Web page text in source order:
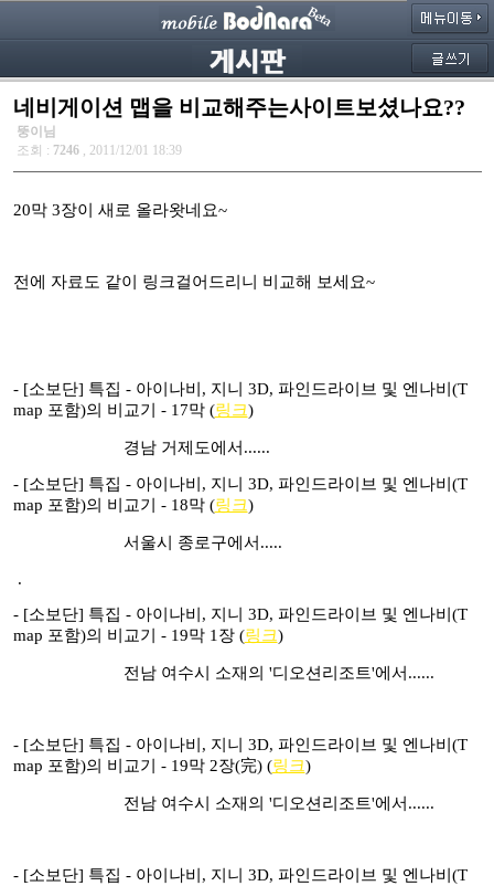
네비게이션 맵을 비교해주는사이트보셨나요??
뚱이님
조회 : 7246 , 2011/12/01 18:39
20막 3장이 새로 올라왓네요~
전에 자료도 같이 링크걸어드리니 비교해 보세요~
- [소보단] 특집 - 아이나비, 지니 3D, 파인드라이브 및 엔나비(T
map 포함)의 비교기 - 17막 (링크)
경남 거제도에서......
- [소보단] 특집 - 아이나비, 지니 3D, 파인드라이브 및 엔나비(T
map 포함)의 비교기 - 18막 (링크)
서울시 종로구에서.....
.
- [소보단] 특집 - 아이나비, 지니 3D, 파인드라이브 및 엔나비(T
map 포함)의 비교기 - 19막 1장 (링크)
전남 여수시 소재의 '디오션리조트'에서......
- [소보단] 특집 - 아이나비, 지니 3D, 파인드라이브 및 엔나비(T
map 포함)의 비교기 - 19막 2장(完) (링크)
전남 여수시 소재의 '디오션리조트'에서......
- [소보단] 특집 - 아이나비, 지니 3D, 파인드라이브 및 엔나비(T